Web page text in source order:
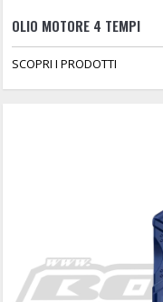
OLIO MOTORE 4 TEMPI
SCOPRI I PRODOTTI